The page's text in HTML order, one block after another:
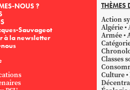
NOUS ?
Sauvageot
à la newsletter
THÈMES
Action
Algérie
Armée
Classes
Culture